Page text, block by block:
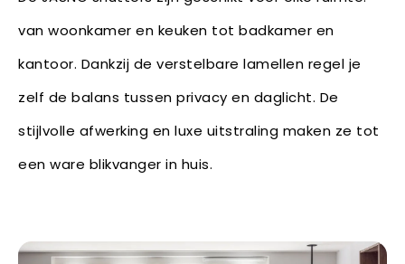
van woonkamer en keuken tot badkamer en
kantoor. Dankzij de verstelbare lamellen regel je
zelf de balans tussen privacy en daglicht. De
stijlvolle afwerking en luxe uitstraling maken ze tot
een ware blikvanger in huis.